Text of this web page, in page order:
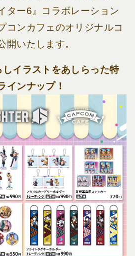
ター6』コラボレーション
コンカフェのオリジナルコ
開いたします。
イラストをあしらった特
インナップ！